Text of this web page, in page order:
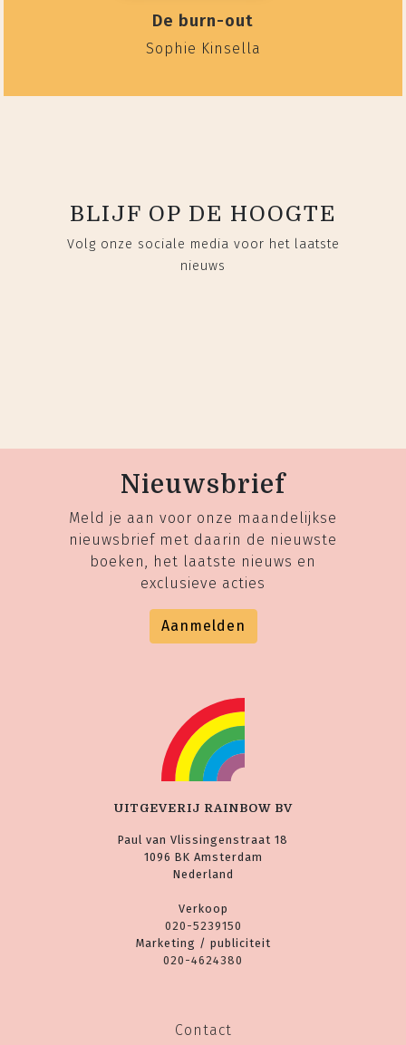
De burn-out
Sophie Kinsella
BLIJF OP DE HOOGTE
Volg onze sociale media voor het laatste
nieuws
Nieuwsbrief
Meld je aan voor onze maandelijkse
nieuwsbrief met daarin de nieuwste
boeken, het laatste nieuws en
exclusieve acties
Aanmelden
UITGEVERIJ RAINBOW BV
Paul van Vlissingenstraat 18
1096 BK Amsterdam
Nederland
Verkoop
020-5239150
Marketing / publiciteit
020-4624380
Contact